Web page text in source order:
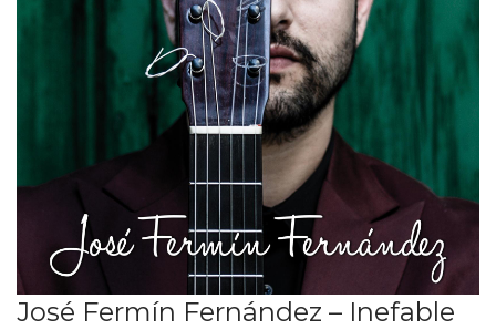
José Fermín Fernández – Inefable